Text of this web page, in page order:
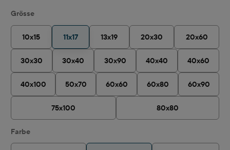
Grösseauswählen
10x15 11x17 13x19 20x30 20x60
30x30 30x40 30x90 40x40 40x60
40x100 50x70 60x60 60x80 60x90
75x100 80x80
Farbeauswählen